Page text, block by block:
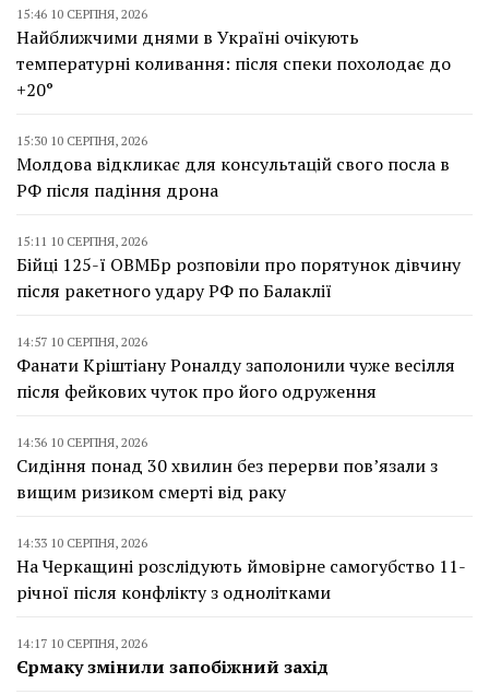
15:46 10 СЕРПНЯ, 2026
Найближчими днями в Україні очікують
температурні коливання: після спеки похолодає до
+20°
15:30 10 СЕРПНЯ, 2026
Молдова відкликає для консультацій свого посла в
РФ після падіння дрона
15:11 10 СЕРПНЯ, 2026
Бійці 125-ї ОВМБр розповіли про порятунок дівчину
після ракетного удару РФ по Балаклії
14:57 10 СЕРПНЯ, 2026
Фанати Кріштіану Роналду заполонили чуже весілля
після фейкових чуток про його одруження
14:36 10 СЕРПНЯ, 2026
Сидіння понад 30 хвилин без перерви пов’язали з
вищим ризиком смерті від раку
14:33 10 СЕРПНЯ, 2026
На Черкащині розслідують ймовірне самогубство 11-
річної після конфлікту з однолітками
14:17 10 СЕРПНЯ, 2026
Єрмаку змінили запобіжний захід